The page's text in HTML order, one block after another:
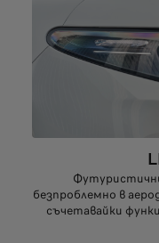
безпроблемно в
съчетавайки